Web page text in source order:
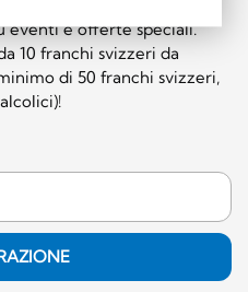
e riceverete
eventi e offerte speciali.
10 franchi svizzeri da
di 50 franchi svizzeri,